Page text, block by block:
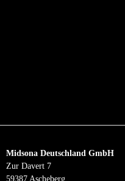
Midsona Deutschland GmbH
Zur Davert 7
59387 Ascheberg